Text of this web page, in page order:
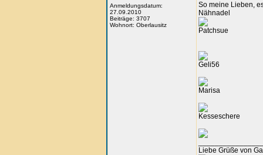
Anmeldungsdatum:
27.09.2010
Beiträge: 3707
Wohnort: Oberlausitz
So meine Lieben,
Nähnadel
Patchsue
Geli56
Marisa
Kesseschere
Liebe Grüße von